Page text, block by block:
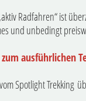
Radfahren“ ist
und unbedingt
zum ausführlichen
Spotlight Trekking